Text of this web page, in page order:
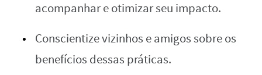
acompanhar e otimizar seu impacto.
Conscientize vizinhos e amigos sobre os
benefícios dessas práticas.